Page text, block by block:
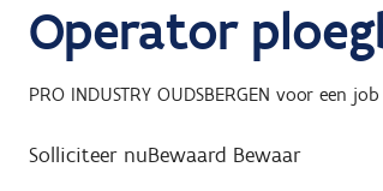
Operator
PRO INDUSTRY OUDSBERGEN voor een
Solliciteer nuBewaard Bewaar